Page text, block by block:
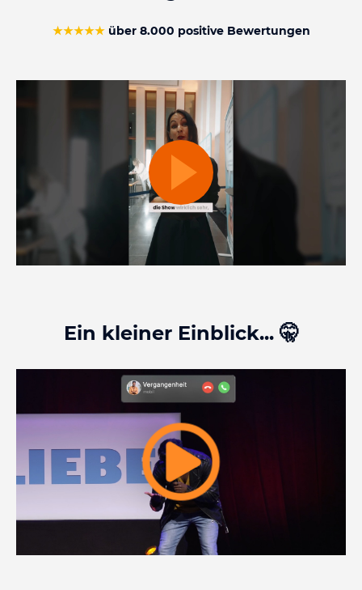
★★★★★über 8.000 positive Bewertungen
Ein kleiner Einblick... 🤫